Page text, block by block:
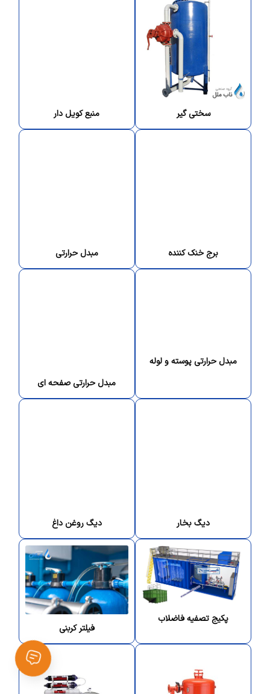
سختی گیر منبع کویل دار
برج خنک کننده مبدل حرارتی
مبدل حرارتی پوسته و لوله
مبدل حرارتی صفحه ای
دیگ بخار دیگ روغن داغ
پکیج تصفیه فاضلاب
فیلتر کربنی